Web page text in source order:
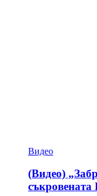
Видео
(Видео)